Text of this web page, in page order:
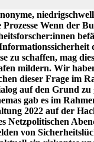
Prozesse Wenn der
zu schaffen, mag
mildern. Wir
dieser Frage im
auf den Grund zu
gab es im
2022 auf der
Netzpolitischen
von